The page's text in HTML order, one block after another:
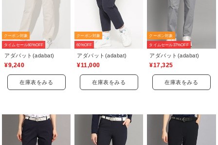
クーポン対象
タイムセール60%OFF
アダバット(adabat)
¥9,240
在庫表をみる
クーポン対象
60%OFF
アダバット(adabat)
¥11,000
在庫表をみる
クーポン対象
タイムセール37%OFF
アダバット(adabat)
¥17,325
在庫表をみる